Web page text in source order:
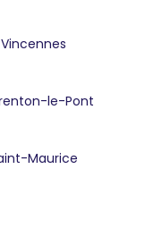
le-Pont
Maurice